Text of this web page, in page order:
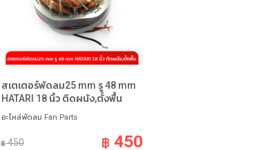
สเตเตอร์พัดลม25 mm รู 48 mm
HATARI 18 นิ้ว ติดผนัง,ตั้งพื้น
อะไหล่พัดลม Fan Parts
฿450 ฿ 450